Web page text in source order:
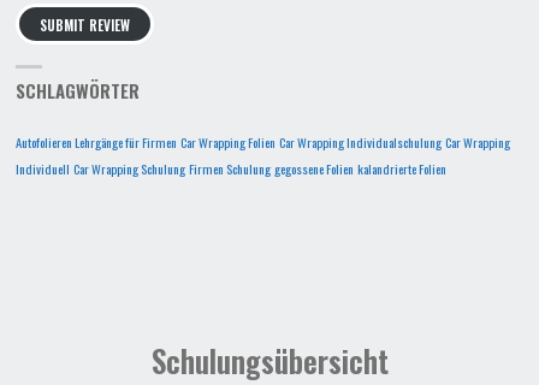
SUBMIT REVIEW
SCHLAGWÖRTER
Autofolieren Lehrgänge für Firmen Car Wrapping Folien Car Wrapping Individualschulung Car Wrapping
Individuell Car Wrapping Schulung Firmen Schulung gegossene Folien kalandrierte Folien
Schulungsübersicht